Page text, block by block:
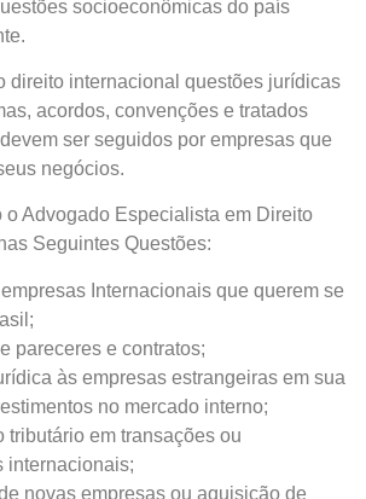
socioeconômicas do país
direito internacional questões jurídicas
acordos, convenções e tratados
ser seguidos por empresas que
negócios.
o Advogado Especialista em Direito
Seguintes Questões:
Internacionais que querem se
pareceres e contratos;
às empresas estrangeiras em sua
no mercado interno;
tributário em transações ou
internacionais;
novas empresas ou aquisição de